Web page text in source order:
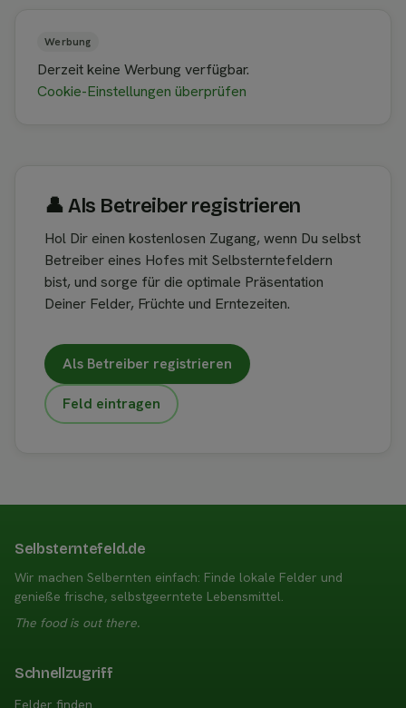
Werbung
Derzeit keine Werbung verfügbar.
Cookie-Einstellungen überprüfen
👤︎ Als Betreiber registrieren
Hol Dir einen kostenlosen Zugang, wenn Du selbst
Betreiber eines Hofes mit Selbsterntefeldern
bist, und sorge für die optimale Präsentation
Deiner Felder, Früchte und Erntezeiten.
Als Betreiber registrieren
Feld eintragen
Selbsterntefeld.de
Wir machen Selbernten einfach: Finde lokale Felder und
genieße frische, selbstgeerntete Lebensmittel.
The food is out there.
Schnellzugriff
Felder finden